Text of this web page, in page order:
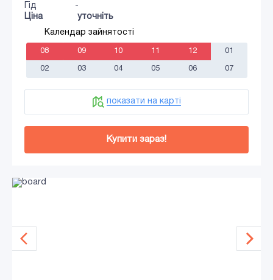
Гід
-
Ціна
уточніть
Календар зайнятості
08 09 10 11 12 01
02 03 04 05 06 07
показати на карті
Купити зараз!